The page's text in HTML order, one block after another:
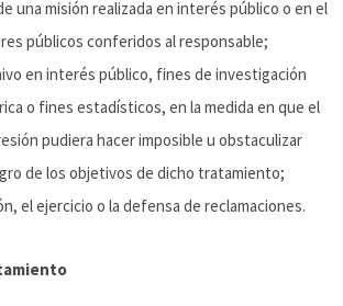
una misión realizada en interés público o en el
públicos conferidos al responsable;
en interés público, fines de investigación
o fines estadísticos, en la medida en que el
pudiera hacer imposible u obstaculizar
de los objetivos de dicho tratamiento;
el ejercicio o la defensa de reclamaciones.